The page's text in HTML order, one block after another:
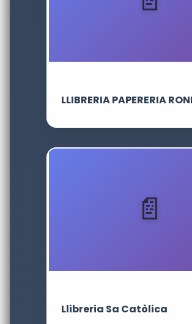
LLIBRERIA PAPERERIA
Llibreria Sa Catòlica